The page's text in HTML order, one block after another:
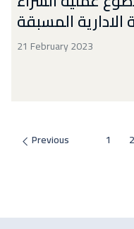
المسبقة
21 February 2023
Previous 1 2